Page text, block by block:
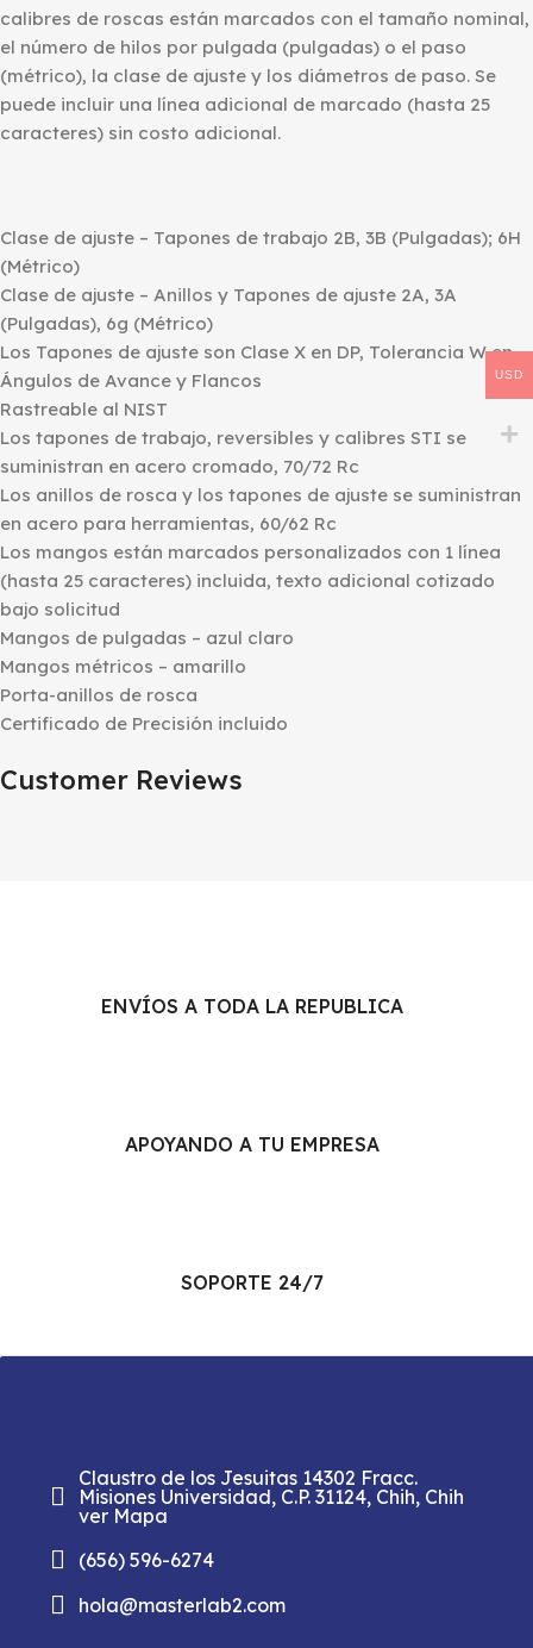
calibres de roscas están marcados con el tamaño nominal,
el número de hilos por pulgada (pulgadas) o el paso
(métrico), la clase de ajuste y los diámetros de paso. Se
puede incluir una línea adicional de marcado (hasta 25
caracteres) sin costo adicional.
Clase de ajuste – Tapones de trabajo 2B, 3B (Pulgadas); 6H
(Métrico)
Clase de ajuste – Anillos y Tapones de ajuste 2A, 3A
(Pulgadas), 6g (Métrico)
Los Tapones de ajuste son Clase X en DP, Tolerancia W en
Ángulos de Avance y Flancos
Rastreable al NIST
Los tapones de trabajo, reversibles y calibres STI se
suministran en acero cromado, 70/72 Rc
Los anillos de rosca y los tapones de ajuste se suministran
en acero para herramientas, 60/62 Rc
Los mangos están marcados personalizados con 1 línea
(hasta 25 caracteres) incluida, texto adicional cotizado
bajo solicitud
Mangos de pulgadas – azul claro
Mangos métricos – amarillo
Porta-anillos de rosca
Certificado de Precisión incluido
Customer Reviews
ENVÍOS A TODA LA REPUBLICA
APOYANDO A TU EMPRESA
SOPORTE 24/7
Claustro de los Jesuitas 14302 Fracc.
Misiones Universidad, C.P. 31124, Chih, Chih
ver Mapa
(656) 596-6274
hola@masterlab2.com
USD